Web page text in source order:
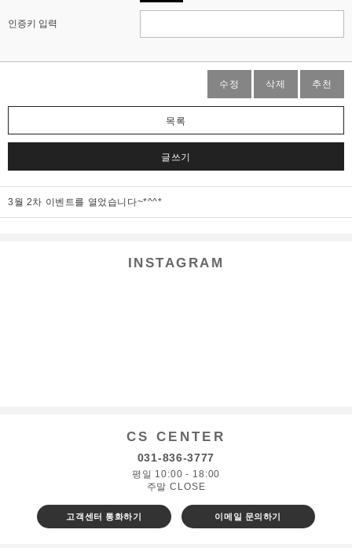
인증키 입력
수정 삭제 추천
목록
글쓰기
3월 2차 이벤트를 열었습니다~*^^*
INSTAGRAM
CS CENTER
031-836-3777
평일 10:00 - 18:00
주말 CLOSE
고객센터 통화하기 이메일 문의하기